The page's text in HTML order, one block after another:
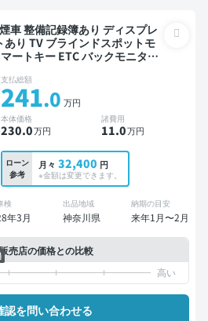
り TV ブラインドスポットモ
ートキー ETC バックモニター
支払総額
241.0 万円
本体価格
230.0万円
諸費用
11.0万円
ローン
参考
月々 32,400 円
※金額は変更できます。
検
年3月
出品地域
神奈川県
納期の目安
来年1月〜2月
売店の価格との比較
認を問い合わせる